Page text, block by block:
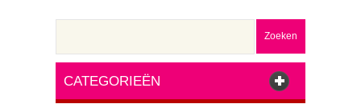
Zoeken
CATEGORIEËN